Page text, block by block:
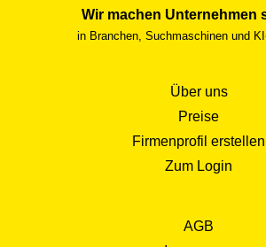
Wir machen Unternehmen
in Branchen, Suchmaschinen und
Über uns
Preise
Firmenprofil erstellen
Zum Login
AGB